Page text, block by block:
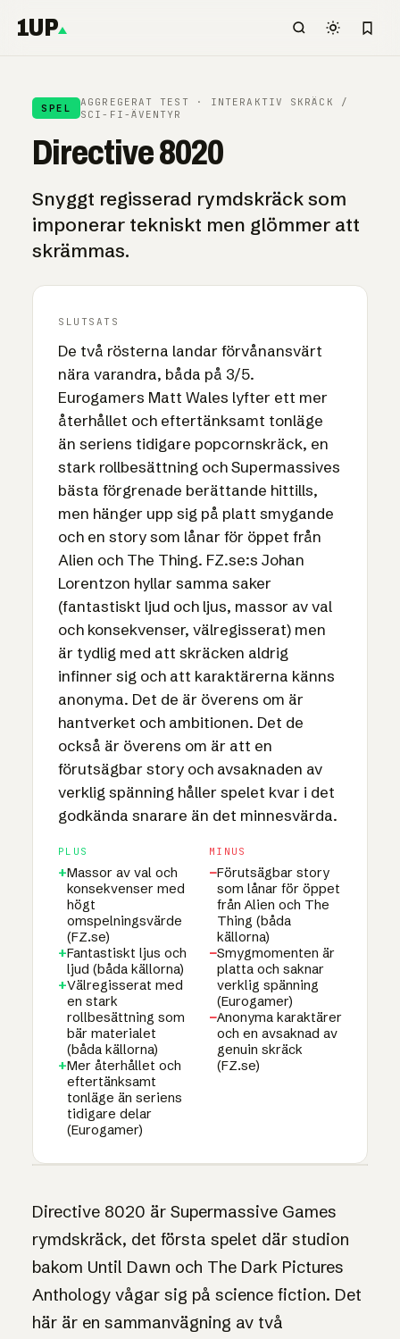
1UP
SPEL
AGGREGERAT TEST · INTERAKTIV SKRÄCK /
SCI-FI-ÄVENTYR
Directive 8020
Snyggt regisserad rymdskräck som
imponerar tekniskt men glömmer att
skrämmas.
SLUTSATS
De två rösterna landar förvånansvärt
nära varandra, båda på 3/5.
Eurogamers Matt Wales lyfter ett mer
återhållet och eftertänksamt tonläge
än seriens tidigare popcornskräck, en
stark rollbesättning och Supermassives
bästa förgrenade berättande hittills,
men hänger upp sig på platt smygande
och en story som lånar för öppet från
Alien och The Thing. FZ.se:s Johan
Lorentzon hyllar samma saker
(fantastiskt ljud och ljus, massor av val
och konsekvenser, välregisserat) men
är tydlig med att skräcken aldrig
infinner sig och att karaktärerna känns
anonyma. Det de är överens om är
hantverket och ambitionen. Det de
också är överens om är att en
förutsägbar story och avsaknaden av
verklig spänning håller spelet kvar i det
godkända snarare än det minnesvärda.
PLUS
+Massor av val och
konsekvenser med
högt
omspelningsvärde
(FZ.se)
+Fantastiskt ljus och
ljud (båda källorna)
+Välregisserat med
en stark
rollbesättning som
bär materialet
(båda källorna)
+Mer återhållet och
eftertänksamt
tonläge än seriens
tidigare delar
(Eurogamer)
MINUS
−Förutsägbar story
som lånar för öppet
från Alien och The
Thing (båda
källorna)
−Smygmomenten är
platta och saknar
verklig spänning
(Eurogamer)
−Anonyma karaktärer
och en avsaknad av
genuin skräck
(FZ.se)
6/10
Directive 8020
Directive 8020 är Supermassive Games
rymdskräck, det första spelet där studion
bakom Until Dawn och The Dark Pictures
Anthology vågar sig på science fiction. Det
här är en sammanvägning av två